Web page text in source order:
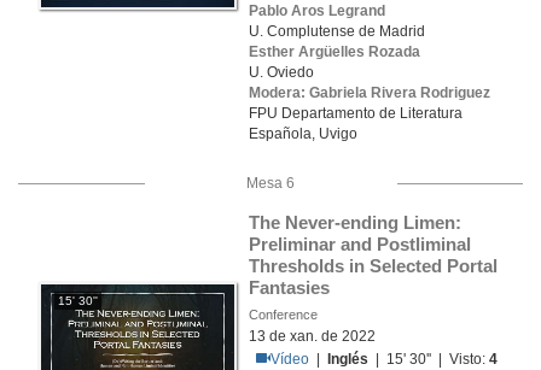
Pablo Aros Legrand
U. Complutense de Madrid
Esther Argüelles Rozada
U. Oviedo
Modera: Gabriela Rivera Rodriguez
FPU Departamento de Literatura
Española, Uvigo
Mesa 6
15' 30''
The Never-ending Limen:
Preliminar and Postliminal
Thresholds in Selected Portal
Fantasies
Conference
13 de xan. de 2022
Vídeo
Inglés | 15' 30'' | Visto:4